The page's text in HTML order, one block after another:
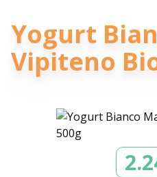
Yogurt
Vipiteno